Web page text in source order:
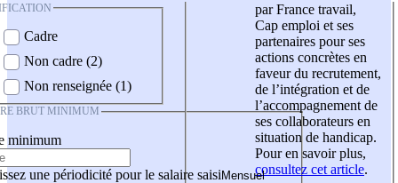
Cadre
Non cadre (2)
Non renseignée (1)
BRUT MINIMUM
minimum
une périodicité pour le salaire saisi
par France travail,
Cap emploi et ses
partenaires pour ses
actions concrètes en
faveur du recrutement,
de l’intégration et de
l’accompagnement de
ses collaborateurs en
situation de handicap.
Pour en savoir plus,
consultez cet article.